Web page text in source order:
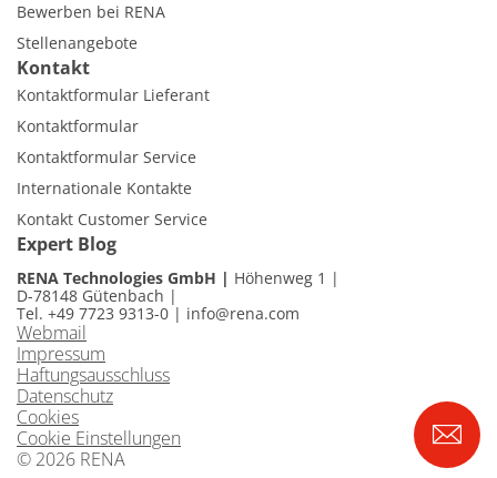
Bewerben bei RENA
Stellenangebote
Kontakt
Kontaktformular Lieferant
Kontaktformular
Kontaktformular Service
Internationale Kontakte
Kontakt Customer Service
Expert Blog
RENA Technologies GmbH
Höhenweg 1
D-78148 Gütenbach
Tel. +49 7723 9313-0 | info@rena.com
Webmail
Impressum
Haftungsausschluss
Datenschutz
Cookies
Cookie Einstellungen
© 2026 RENA